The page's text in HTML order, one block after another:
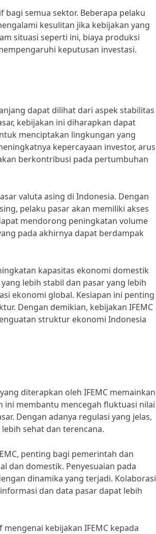
semua sektor. Beberapa pelaku
kesulitan jika kebijakan yang
situasi seperti ini, biaya produksi
keputusan investasi.
dapat dilihat dari aspek stabilitas
kebijakan ini diharapkan dapat
menciptakan lingkungan yang
kepercayaan investor, arus
berkontribusi pada pertumbuhan
valuta asing di Indonesia. Dengan
pelaku pasar akan memiliki akses
mendorong peningkatan volume
pada akhirnya dapat berdampak
kapasitas ekonomi domestik
lebih stabil dan pasar yang lebih
ekonomi global. Kesiapan ini penting
Dengan demikian, kebijakan IFEMC
struktur ekonomi Indonesia
diterapkan oleh IFEMC memainkan
ini membantu mencegah fluktuasi nilai
Dengan adanya regulasi yang jelas,
sehat dan terencana.
penting bagi pemerintah dan
dan domestik. Penyesuaian pada
dinamika yang terjadi. Kolaborasi
dan data pasar dapat lebih
kebijakan IFEMC kepada